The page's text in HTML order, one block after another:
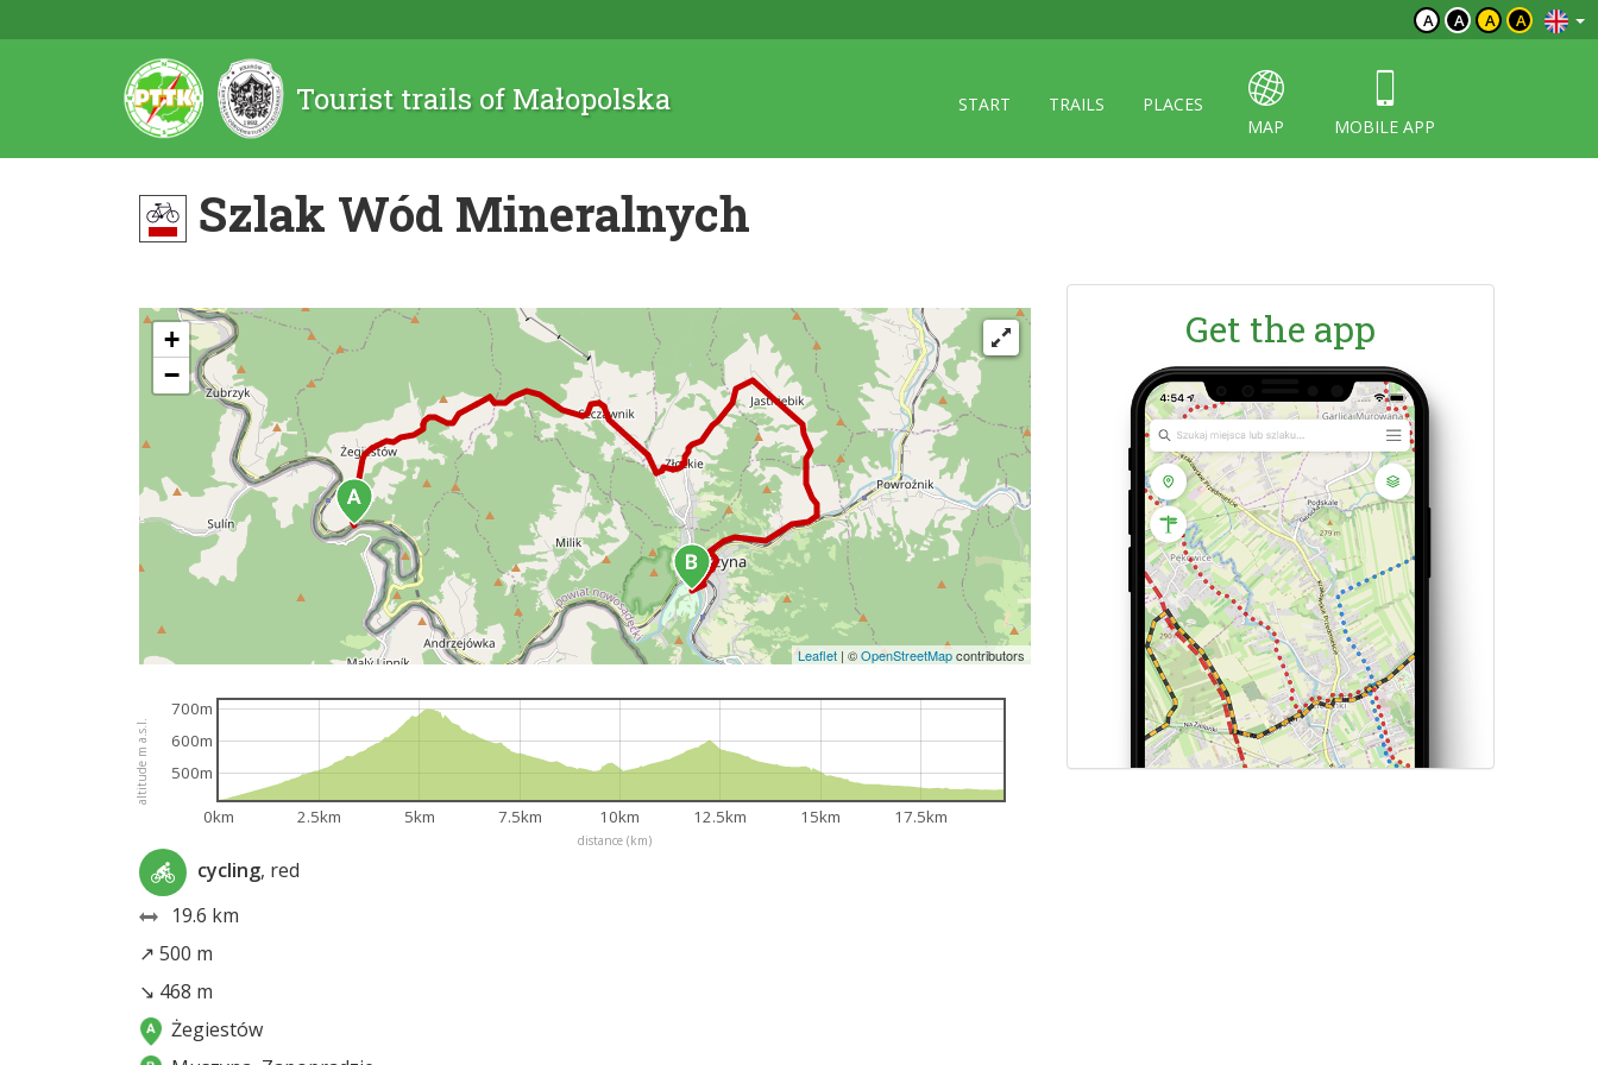
A A A A
Tourist trails of Małopolska START TRAILS
PLACES
MAP
MOBILE APP
Szlak Wód Mineralnych
+
−
Leaflet | ©OpenStreetMapcontributors
distance (km)
altitude m a.s.l.
0km 2.5km 5km 7.5km 10km 12.5km 15km 17.5km
500m
600m
700m
cycling, red
19.6 km
↗ 500 m
↘ 468 m
Żegiestów
Get the app